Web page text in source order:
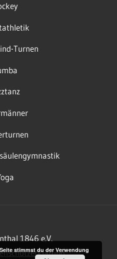
Turnen
1846 e.V.
stimmst du der Verwendung